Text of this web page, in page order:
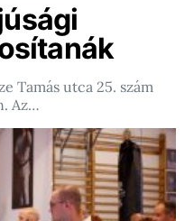
Tamás utca 25. szám
Az…